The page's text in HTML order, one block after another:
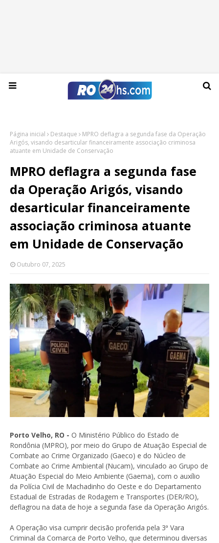
Segunda-feira, 10 de agosto de 2026
Página inicial Destaque
MPRO deflagra a segunda fase da Operação
Arigós, visando desarticular financeiramente associação criminosa
atuante em Unidade de Conservação
MPRO deflagra a segunda fase
da Operação Arigós, visando
desarticular financeiramente
associação criminosa atuante
em Unidade de Conservação
Outubro 07, 2025
Porto Velho, RO - O Ministério Público do Estado de
Rondônia (MPRO), por meio do Grupo de Atuação Especial de
Combate ao Crime Organizado (Gaeco) e do Núcleo de
Combate ao Crime Ambiental (Nucam), vinculado ao Grupo de
Atuação Especial do Meio Ambiente (Gaema), com o auxílio
da Polícia Civil de Machadinho do Oeste e do Departamento
Estadual de Estradas de Rodagem e Transportes (DER/RO),
deflagrou na data de hoje a segunda fase da Operação Arigós.
A Operação visa cumprir decisão proferida pela 3ª Vara
Criminal da Comarca de Porto Velho, que determinou diversas